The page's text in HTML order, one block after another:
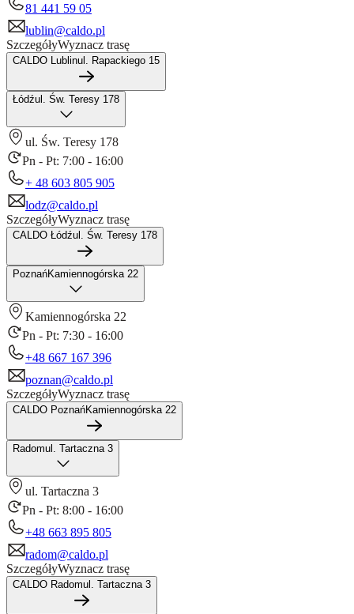
81 441 59 05
lublin@caldo.pl
SzczegółyWyznacz trasę
CALDO Lublinul. Rapackiego 15
Łódźul. Św. Teresy 178
ul. Św. Teresy 178
Pn - Pt: 7:00 - 16:00
+ 48 603 805 905
lodz@caldo.pl
SzczegółyWyznacz trasę
CALDO Łódźul. Św. Teresy 178
PoznańKamiennogórska 22
Kamiennogórska 22
Pn - Pt: 7:30 - 16:00
+48 667 167 396
poznan@caldo.pl
SzczegółyWyznacz trasę
CALDO PoznańKamiennogórska 22
Radomul. Tartaczna 3
ul. Tartaczna 3
Pn - Pt: 8:00 - 16:00
+48 663 895 805
radom@caldo.pl
SzczegółyWyznacz trasę
CALDO Radomul. Tartaczna 3